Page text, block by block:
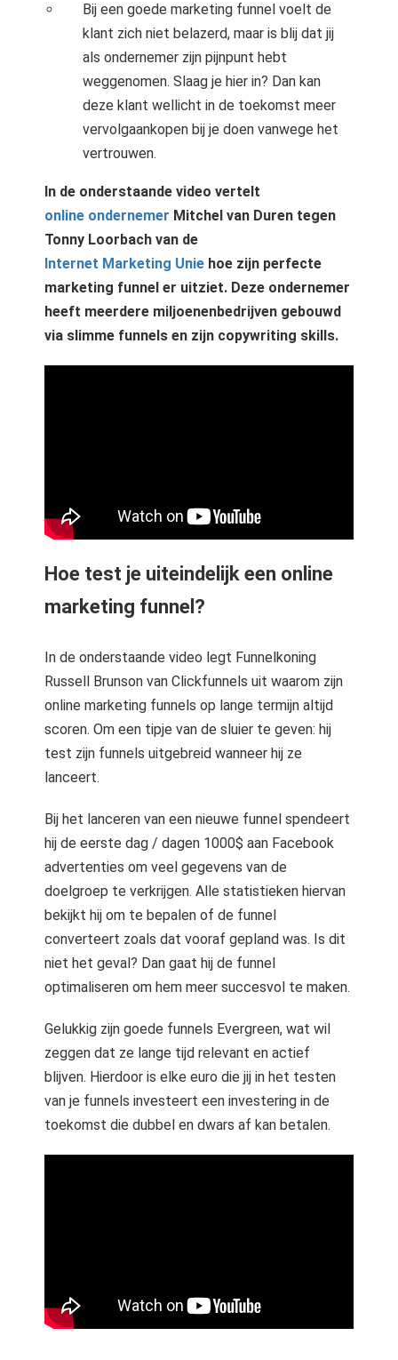
Bij een goede marketing funnel voelt de
klant zich niet belazerd, maar is blij dat jij
als ondernemer zijn pijnpunt hebt
weggenomen. Slaag je hier in? Dan kan
deze klant wellicht in de toekomst meer
vervolgaankopen bij je doen vanwege het
vertrouwen.
In de onderstaande video vertelt
online ondernemer Mitchel van Duren tegen
Tonny Loorbach van de
Internet Marketing Unie hoe zijn perfecte
marketing funnel er uitziet. Deze ondernemer
heeft meerdere miljoenenbedrijven gebouwd
via slimme funnels en zijn copywriting skills.
Hoe test je uiteindelijk een online
marketing funnel?
In de onderstaande video legt Funnelkoning
Russell Brunson van Clickfunnels uit waarom zijn
online marketing funnels op lange termijn altijd
scoren. Om een tipje van de sluier te geven: hij
test zijn funnels uitgebreid wanneer hij ze
lanceert.
Bij het lanceren van een nieuwe funnel spendeert
hij de eerste dag / dagen 1000$ aan Facebook
advertenties om veel gegevens van de
doelgroep te verkrijgen. Alle statistieken hiervan
bekijkt hij om te bepalen of de funnel
converteert zoals dat vooraf gepland was. Is dit
niet het geval? Dan gaat hij de funnel
optimaliseren om hem meer succesvol te maken.
Gelukkig zijn goede funnels Evergreen, wat wil
zeggen dat ze lange tijd relevant en actief
blijven. Hierdoor is elke euro die jij in het testen
van je funnels investeert een investering in de
toekomst die dubbel en dwars af kan betalen.